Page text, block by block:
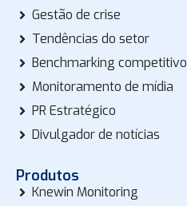
Gestão de crise
Tendências do setor
Benchmarking competitivo
Monitoramento de mídia
PR Estratégico
Divulgador de notícias
Produtos
Knewin Monitoring